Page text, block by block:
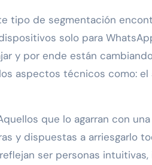
tipo de segmentación
solo para
y por ende están
aspectos técnicos como: el
que lo agarran con
y dispuestas a arriesgarlo
ser personas